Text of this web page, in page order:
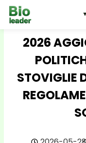
2026
STOVIGLIE